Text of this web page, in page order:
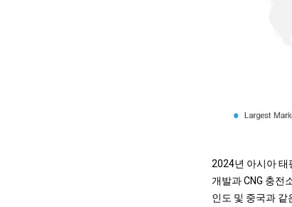
2024년 아시아 태
개발과 CNG 충전
인도 및 중국과 같